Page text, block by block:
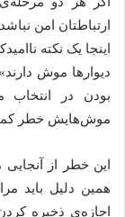
ارتباطتان امن
اینجا یک نکته
دیوارها موش
بودن در انتخاب
موش‌هایش خطر
این خطر از
همین دلیل باید
اجازه‌ی ذخیره